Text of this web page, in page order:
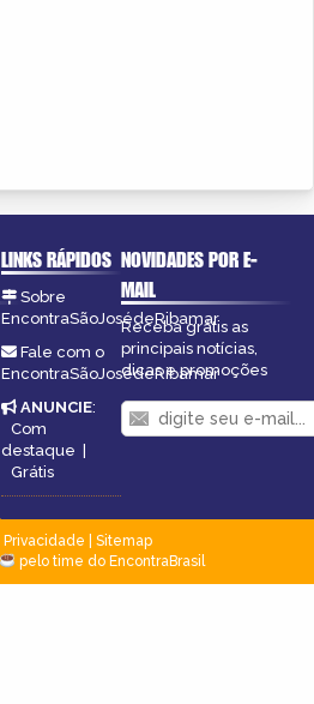
LINKS RÁPIDOS
Sobre
EncontraSãoJosédeRibamar
Fale com o
EncontraSãoJosédeRibamar
ANUNCIE:
Com
destaque
Grátis
NOVIDADES POR E-
MAIL
Receba grátis as
principais notícias,
dicas e promoções
Privacidade
Sitemap
pelo time do EncontraBrasil